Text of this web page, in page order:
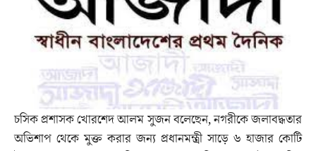
চসিক প্রশাসক খোরশেদ আলম সুজন বলেছেন, নগরীকে জলাবদ্ধতার
অভিশাপ থেকে মুক্ত করার জন্য প্রধানমন্ত্রী সাড়ে ৬ হাজার কোটি